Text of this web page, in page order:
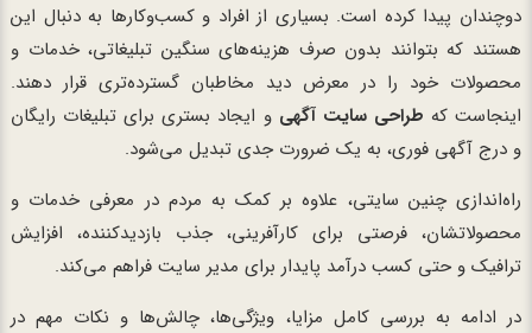
دوچندان پیدا کرده است. بسیاری از افراد و کسب‌وکارها به دنبال این
هستند که بتوانند بدون صرف هزینه‌های سنگین تبلیغاتی، خدمات و
محصولات خود را در معرض دید مخاطبان گسترده‌تری قرار دهند.
اینجاست که طراحی سایت آگهی و ایجاد بستری برای تبلیغات رایگان
و درج آگهی فوری، به یک ضرورت جدی تبدیل می‌شود.
راه‌اندازی چنین سایتی، علاوه بر کمک به مردم در معرفی خدمات و
محصولاتشان، فرصتی برای کارآفرینی، جذب بازدیدکننده، افزایش
ترافیک و حتی کسب درآمد پایدار برای مدیر سایت فراهم می‌کند.
در ادامه به بررسی کامل مزایا، ویژگی‌ها، چالش‌ها و نکات مهم در